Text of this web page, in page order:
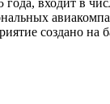
года, входит в
создано на